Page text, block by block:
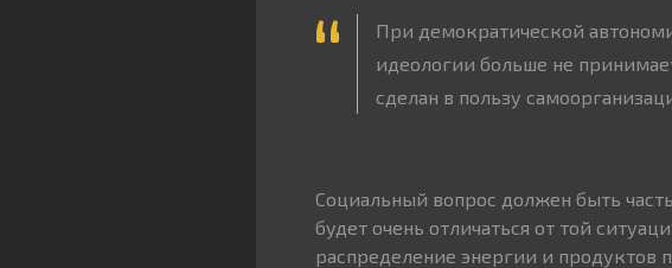
При демократической
идеологии больше не
сделан в пользу
Социальный вопрос должен быть
будет очень отличаться от той
распределение энергии и продуктов